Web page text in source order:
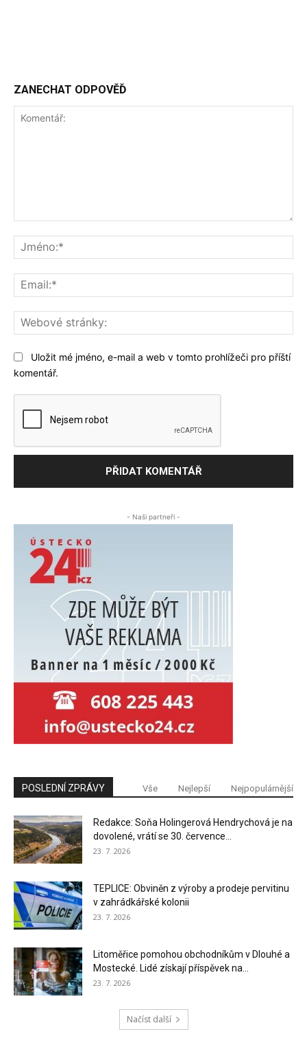
ZANECHAT ODPOVĚĎ
Uložit mé jméno, e-mail a web v tomto prohlížeči pro příští
komentář.
- Naši partneři -
POSLEDNÍ ZPRÁVY Vše Nejlepší Nejpopulárnější
Redakce: Soňa Holingerová Hendrychová je na
dovolené, vrátí se 30. července...
23. 7. 2026
TEPLICE: Obviněn z výroby a prodeje pervitinu
v zahrádkářské kolonii
23. 7. 2026
Litoměřice pomohou obchodníkům v Dlouhé a
Mostecké. Lidé získají příspěvek na...
23. 7. 2026
Načíst další